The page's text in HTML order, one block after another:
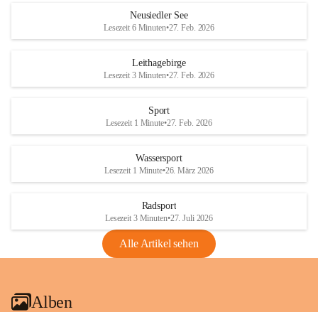
S
und den daraus folgenden wirtschaftlichen
Maßnahmen zur Bekämpfung
Rebe und der Amerikanischen
Anhang VBl. EU Nr. 18
1 Seite•1,4 MB
VBl. EU Nr. 18_2026
r
S
Neusiedler See
Lesezeit 6 Minuten•27. Feb. 2026
Leithagebirge
Lesezeit 3 Minuten•27. Feb. 2026
Sport
Lesezeit 1 Minute•27. Feb. 2026
Wassersport
Lesezeit 1 Minute•26. März 2026
Radsport
Lesezeit 3 Minuten•27. Juli 2026
Alle Artikel sehen
Alben